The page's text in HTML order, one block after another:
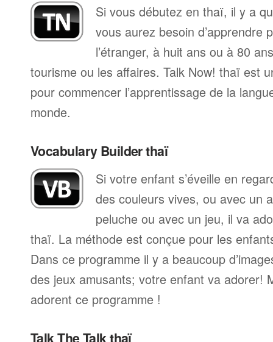
Si vous débutez en thaï, il y a
vous aurez besoin d’apprendre
l’étranger, à huit ans ou à 80
tourisme ou les affaires. Talk Now! thaï est
pour commencer l’apprentissage de la
monde.
Vocabulary Builder thaï
Si votre enfant s’éveille en
des couleurs vives, ou avec un
peluche ou avec un jeu, il va
thaï. La méthode est conçue pour les
Dans ce programme il y a beaucoup
des jeux amusants; votre enfant va adorer!
adorent ce programme !
Talk The Talk thaï